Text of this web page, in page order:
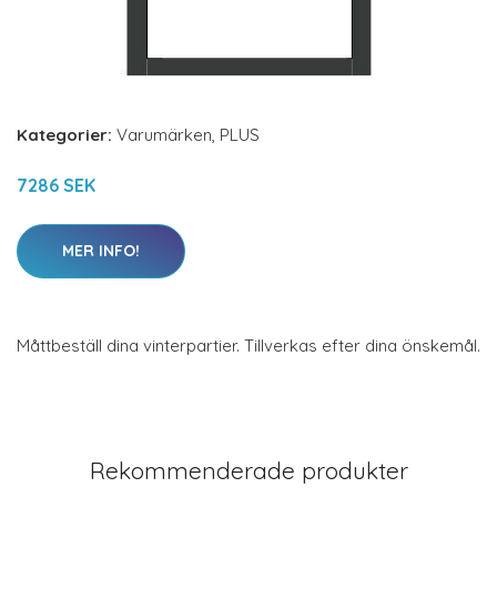
Kategorier: Varumärken, PLUS
7286 SEK
MER INFO!
Måttbeställ dina vinterpartier. Tillverkas efter dina önskemål.
Rekommenderade produkter